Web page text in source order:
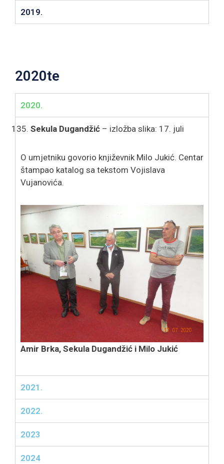
2019.
2020te
2020.
Sekula Dugandžić – izložba slika: 17. juli
O umjetniku govorio književnik Milo Jukić. Centar
štampao katalog sa tekstom Vojislava
Vujanovića.
Amir Brka, Sekula Dugandžić i Milo Jukić
2021.
2022.
2023
2024